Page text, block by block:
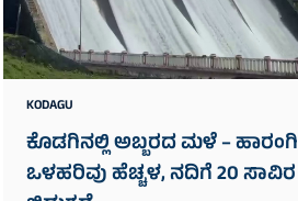
KODAGU
ಕೊಡಗಿನಲ್ಲಿ ಅಬ್ಬರದ ಮಳೆ –
ಒಳಹರಿವು ಹೆಚ್ಚಳ, ನದಿಗೆ 20 ಸಾವಿರ